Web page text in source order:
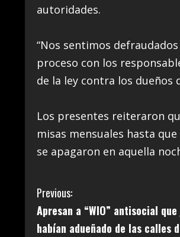
autoridades.
“Nos sentimos
proceso con los
de la ley contra los dueños
Los presentes reiteraron
misas mensuales hasta
se apagaron en aquella
C
o
Previous:
Apresan a “WIO” antisocial
habían adueñado de las calles